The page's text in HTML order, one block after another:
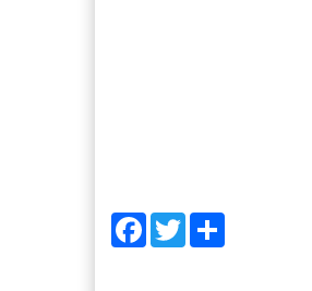
Facebook
Twitter